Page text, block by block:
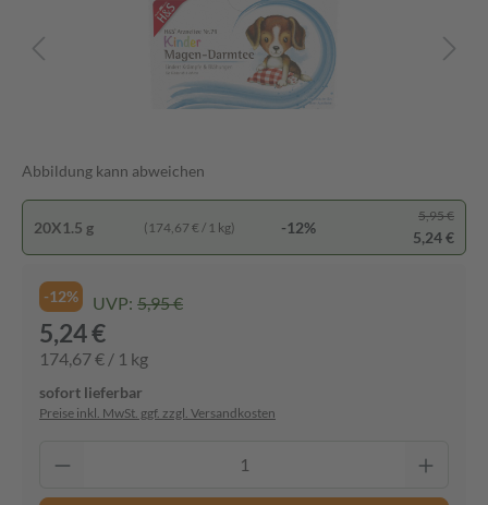
Abbildung kann abweichen
20X1.5 g (174,67 € / 1 kg) -12%
5,95 €
5,24 €
-12% UVP: 5,95 €
5,24 €
174,67 € / 1 kg
sofort lieferbar
Preise inkl. MwSt. ggf. zzgl. Versandkosten